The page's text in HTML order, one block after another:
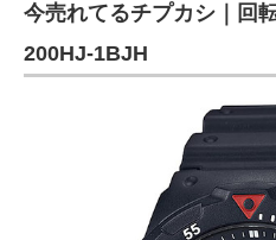
今売れてるチプカシ｜回
200HJ-1BJH